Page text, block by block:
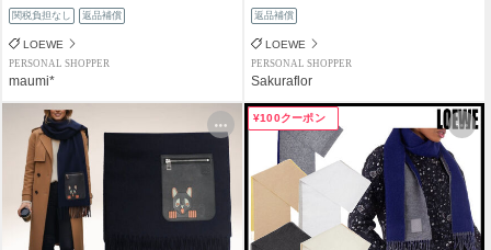
関税負担なし 返品補償
LOEWE
PERSONAL SHOPPER
maumi*
返品補償
LOEWE
PERSONAL SHOPPER
Sakuraflor
¥100クーポン